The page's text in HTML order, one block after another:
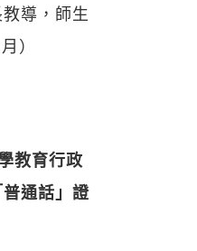
導，師生
）
教育行政
通話」證